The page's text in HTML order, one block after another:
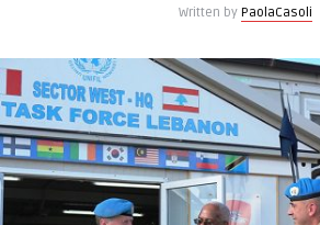
Written by PaolaCasoli